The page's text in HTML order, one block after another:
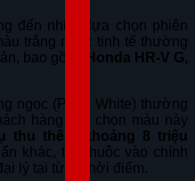
đến nhiều lựa chọn phiên
trắng ngọc tinh tế thường
bao gồm:
Honda HR-V G,
ngọc (Pearl White) thường
hàng lựa chọn màu này
thu thêm khoảng 8 triệu
khác, tùy thuộc vào chính
lý tại từng thời điểm.